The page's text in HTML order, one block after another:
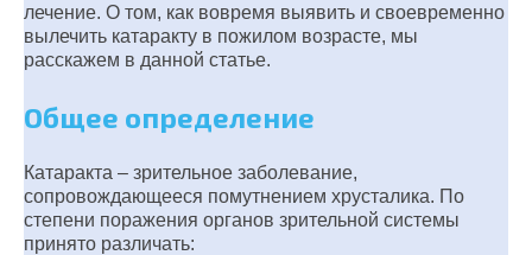
лечение. О том, как вовремя выявить и своевременно
вылечить катаракту в пожилом возрасте, мы
расскажем в данной статье.
Общее определение
Катаракта – зрительное заболевание,
сопровождающееся помутнением хрусталика. По
степени поражения органов зрительной системы
принято различать: